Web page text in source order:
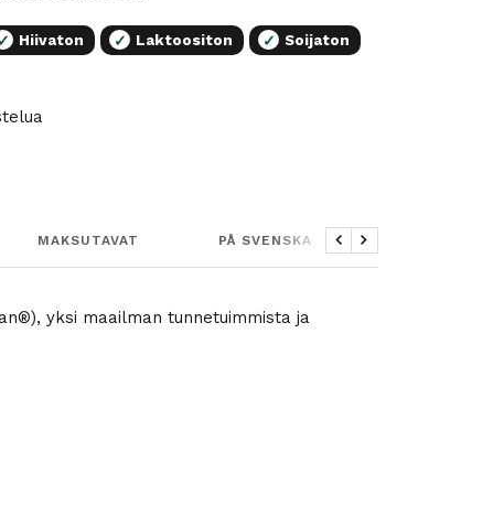
✓ Hiivaton ✓ Laktoositon ✓
Soijaton
MAKSUTAVAT PÅ SVENSKA
Edellinen
Seuraava
yksi maailman tunnetuimmista ja